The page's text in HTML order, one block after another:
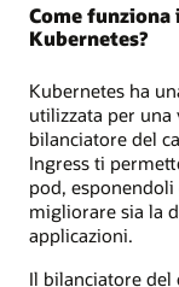
Come
Kubernetes?
Kubernetes ha
utilizzata per
bilanciatore del
Ingress ti
pod,
migliorare sia la
applicazioni.
Il bilanciatore del